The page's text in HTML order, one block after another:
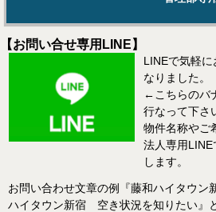
【お問い合せ専用LINE】
LINEで気軽
なりました。
←こちらのバ
行なって下さ
物件名称やご
法人専用
します。
お問い合わせ文章の例『藤和ハイタウ
ハイタウン新宿 空き状況を知りたい』